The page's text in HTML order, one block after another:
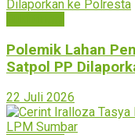
Polemik Lahan
Satpol PP
22 Juli 2026